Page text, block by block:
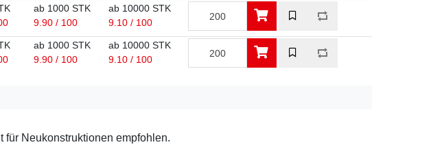
ab 1000 STK
9.90 / 100
ab 10000 STK
9.10 / 100
ab 1000 STK
9.90 / 100
ab 10000 STK
9.10 / 100
für Neukonstruktionen empfohlen.